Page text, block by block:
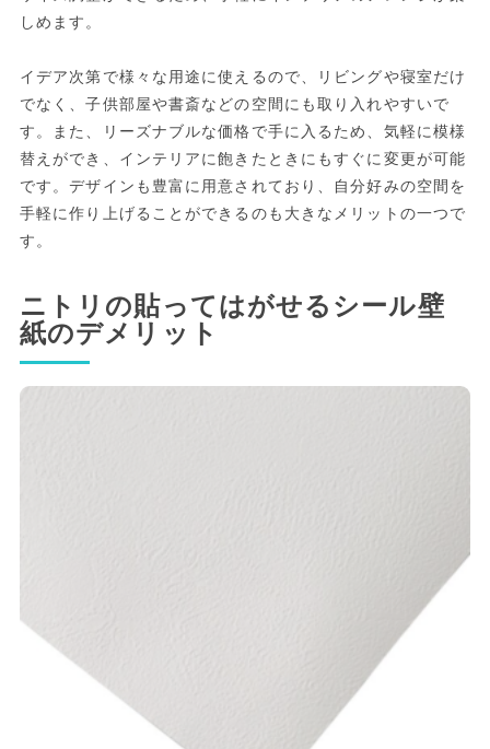
しめます。
イデア次第で様々な用途に使えるので、リビングや寝室だけ
でなく、子供部屋や書斎などの空間にも取り入れやすいで
す。また、リーズナブルな価格で手に入るため、気軽に模様
替えができ、インテリアに飽きたときにもすぐに変更が可能
です。デザインも豊富に用意されており、自分好みの空間を
手軽に作り上げることができるのも大きなメリットの一つで
す。
ニトリの貼ってはがせるシール壁
紙のデメリット